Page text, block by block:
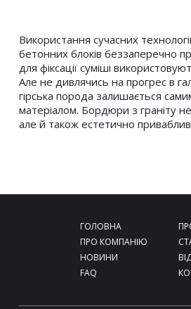
Використання сучасних
бетонних блоків беззаперечно
для фіксації суміші
Але не дивлячись на прогрес в
гірська порода залишається
матеріалом. Бордюри з граніту не
але й також естетично
Перевага таких гранітних
втратять зовнішній вигляд і не
Купити в Україні гранітний
обробки - він все одно відмінно
безпечному мощенні, з захистом
використовують бучардування
ГОЛОВНА
ПРО КОМПАНІЮ
НОВИНИ
FAQ